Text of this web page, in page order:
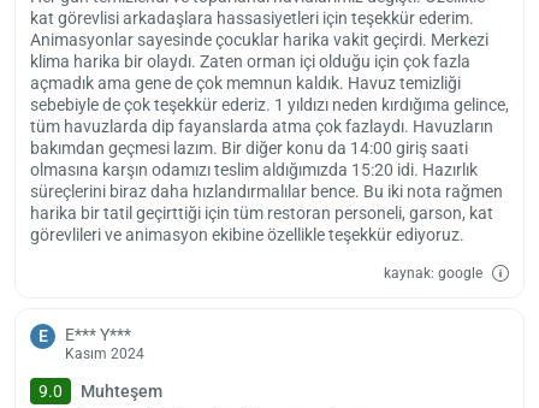
kat görevlisi arkadaşlara hassasiyetleri için teşekkür ederim.
Animasyonlar sayesinde çocuklar harika vakit geçirdi. Merkezi
klima harika bir olaydı. Zaten orman içi olduğu için çok fazla
açmadık ama gene de çok memnun kaldık. Havuz temizliği
sebebiyle de çok teşekkür ederiz. 1 yıldızı neden kırdığıma gelince,
tüm havuzlarda dip fayanslarda atma çok fazlaydı. Havuzların
bakımdan geçmesi lazım. Bir diğer konu da 14:00 giriş saati
olmasına karşın odamızı teslim aldığımızda 15:20 idi. Hazırlık
süreçlerini biraz daha hızlandırmalılar bence. Bu iki nota rağmen
harika bir tatil geçirttiği için tüm restoran personeli, garson, kat
görevlileri ve animasyon ekibine özellikle teşekkür ediyoruz.
kaynak: google
E E*** Y***
Kasım 2024
9.0
Muhteşem